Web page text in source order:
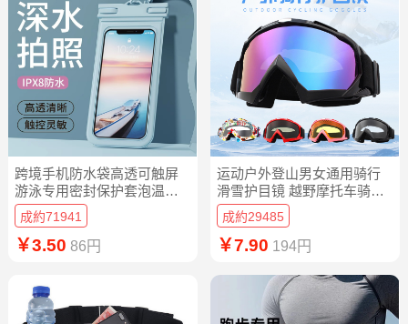
跨境手机防水袋高透可触屏
游泳专用密封保护套泡温泉
漂流潜水拍照
成約71941
￥3.50 86円
运动户外登山男女通用骑行
滑雪护目镜 越野摩托车骑行
防风眼镜
成約29485
￥7.90 194円